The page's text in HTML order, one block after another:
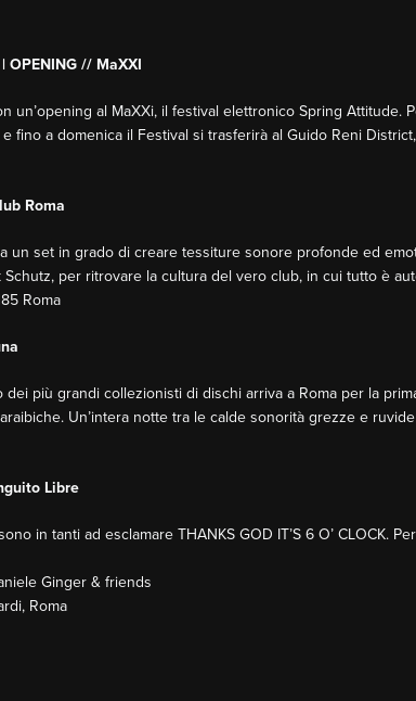
OPENING // MaXXI
un’opening al MaXXi, il festival elettronico Spring Attitude.
fino a domenica il Festival si trasferirà al Guido Reni
Roma
un set in grado di creare tessiture sonore profonde ed
per ritrovare la cultura del vero club, in cui tutto è
Roma
dei più grandi collezionisti di dischi arriva a Roma per la
Un’intera notte tra le calde sonorità grezze e
Libre
in tanti ad esclamare THANKS GOD IT’S 6 O’ CLOCK.
Ginger & friends
Roma